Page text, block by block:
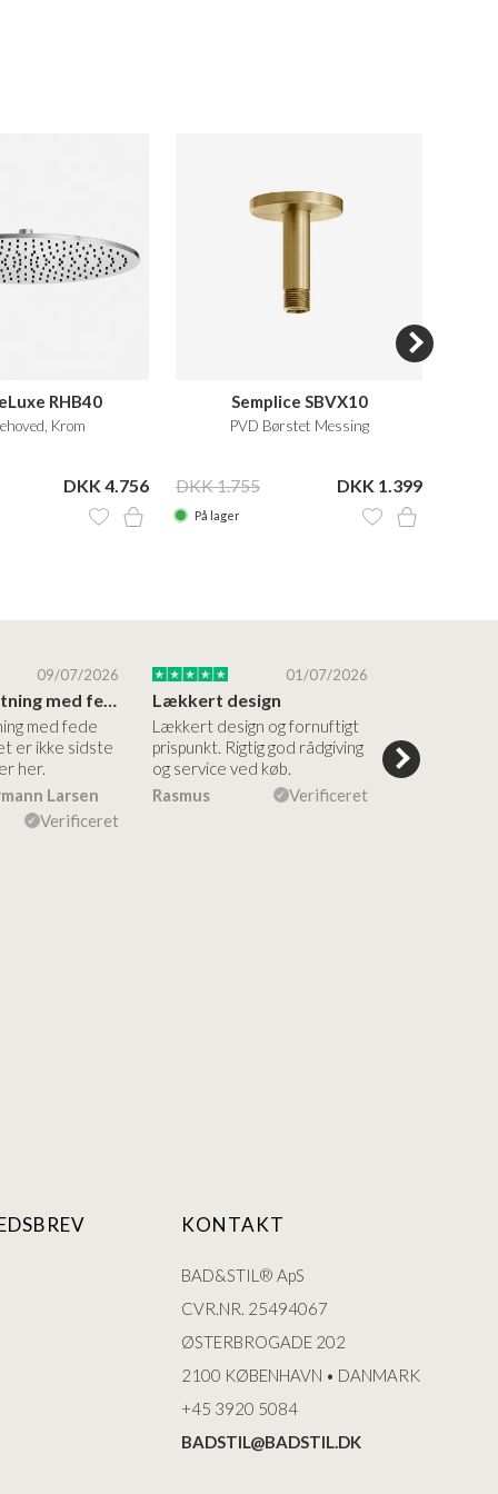
RHB40
Krom
DKK 4.756
Semplice SBVX10
PVD Børstet Messing
DKK 1.755 DKK 1.399
På lager
09/07/2026
Super forretning med fede produkter
med fede
er ikke sidste
her.
Larsen
Verificeret
01/07/2026
Lækkert design
Lækkert design og fornuftigt
prispunkt. Rigtig god rådgiving
og service ved køb.
Rasmus
Verificeret
en fin måde.
KONTAKT
BAD&STIL® ApS
CVR.NR. 25494067
ØSTERBROGADE 202
2100 KØBENHAVN • DANMARK
+45 3920 5084
BADSTIL@BADSTIL.DK